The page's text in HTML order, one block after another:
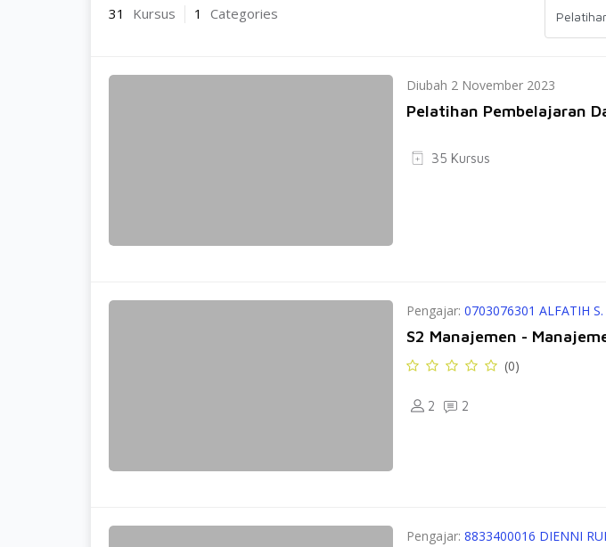
31 Kursus 1 Categories
Diubah 2 November 2023
Pelatihan Pembelajaran
35 Kursus
Pengajar:0703076301 ALFATIH
S2 Manajemen -
(0)
2 2
Pengajar:8833400016 DIENNI